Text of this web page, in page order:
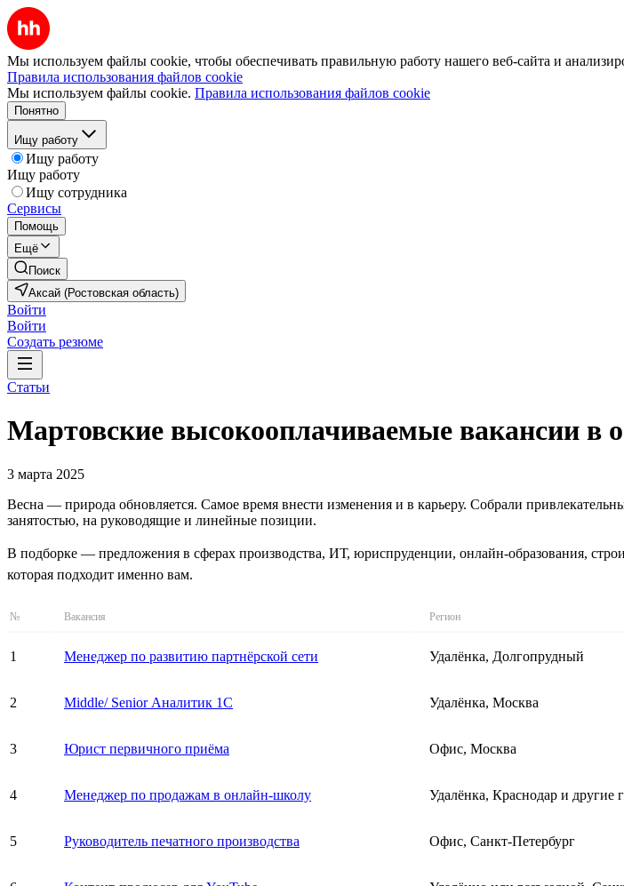
Мы используем файлы cookie, чтобы обеспечивать правильную работу нашего веб-сайта и
Правила использования файлов cookie
Мы используем файлы cookie. Правила использования файлов cookie
Понятно
Ищу работу
Ищу работу
Ищу работу
Ищу сотрудника
Сервисы
Помощь
Ещё
Поиск
Аксай (Ростовская область)
Войти
Войти
Создать резюме
Статьи
Мартовские высокооплачиваемые вакансии в
3 марта 2025
Весна — природа обновляется. Самое время внести изменения и в карьеру. Собрали
занятостью, на руководящие и линейные позиции.
В подборке — предложения в сферах производства, ИТ, юриспруденции, онлайн-образования,
которая подходит именно вам.
№ Вакансия Регион
1 Менеджер по развитию партнёрской сети Удалёнка, Долгопрудный
2 Middle/ Senior Аналитик 1С Удалёнка, Москва
3 Юрист первичного приёма Офис, Москва
4 Менеджер по продажам в онлайн-школу Удалёнка, Краснодар и другие
5 Руководитель печатного производства Офис, Санкт-Петербург